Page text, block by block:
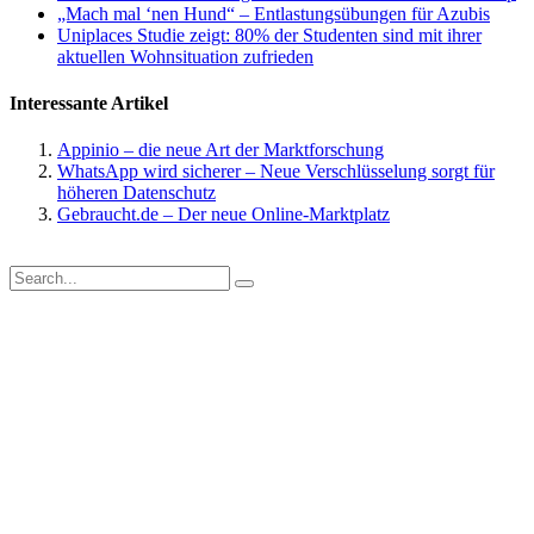
„Mach mal ‘nen Hund“ – Entlastungsübungen für Azubis
Uniplaces Studie zeigt: 80% der Studenten sind mit ihrer
aktuellen Wohnsituation zufrieden
Interessante Artikel
Appinio – die neue Art der Marktforschung
WhatsApp wird sicherer – Neue Verschlüsselung sorgt für
höheren Datenschutz
Gebraucht.de – Der neue Online-Marktplatz